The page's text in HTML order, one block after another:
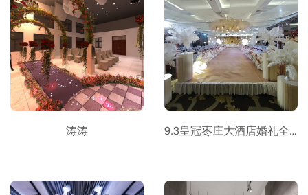
涛涛 9.3皇冠枣庄大酒店婚礼全景